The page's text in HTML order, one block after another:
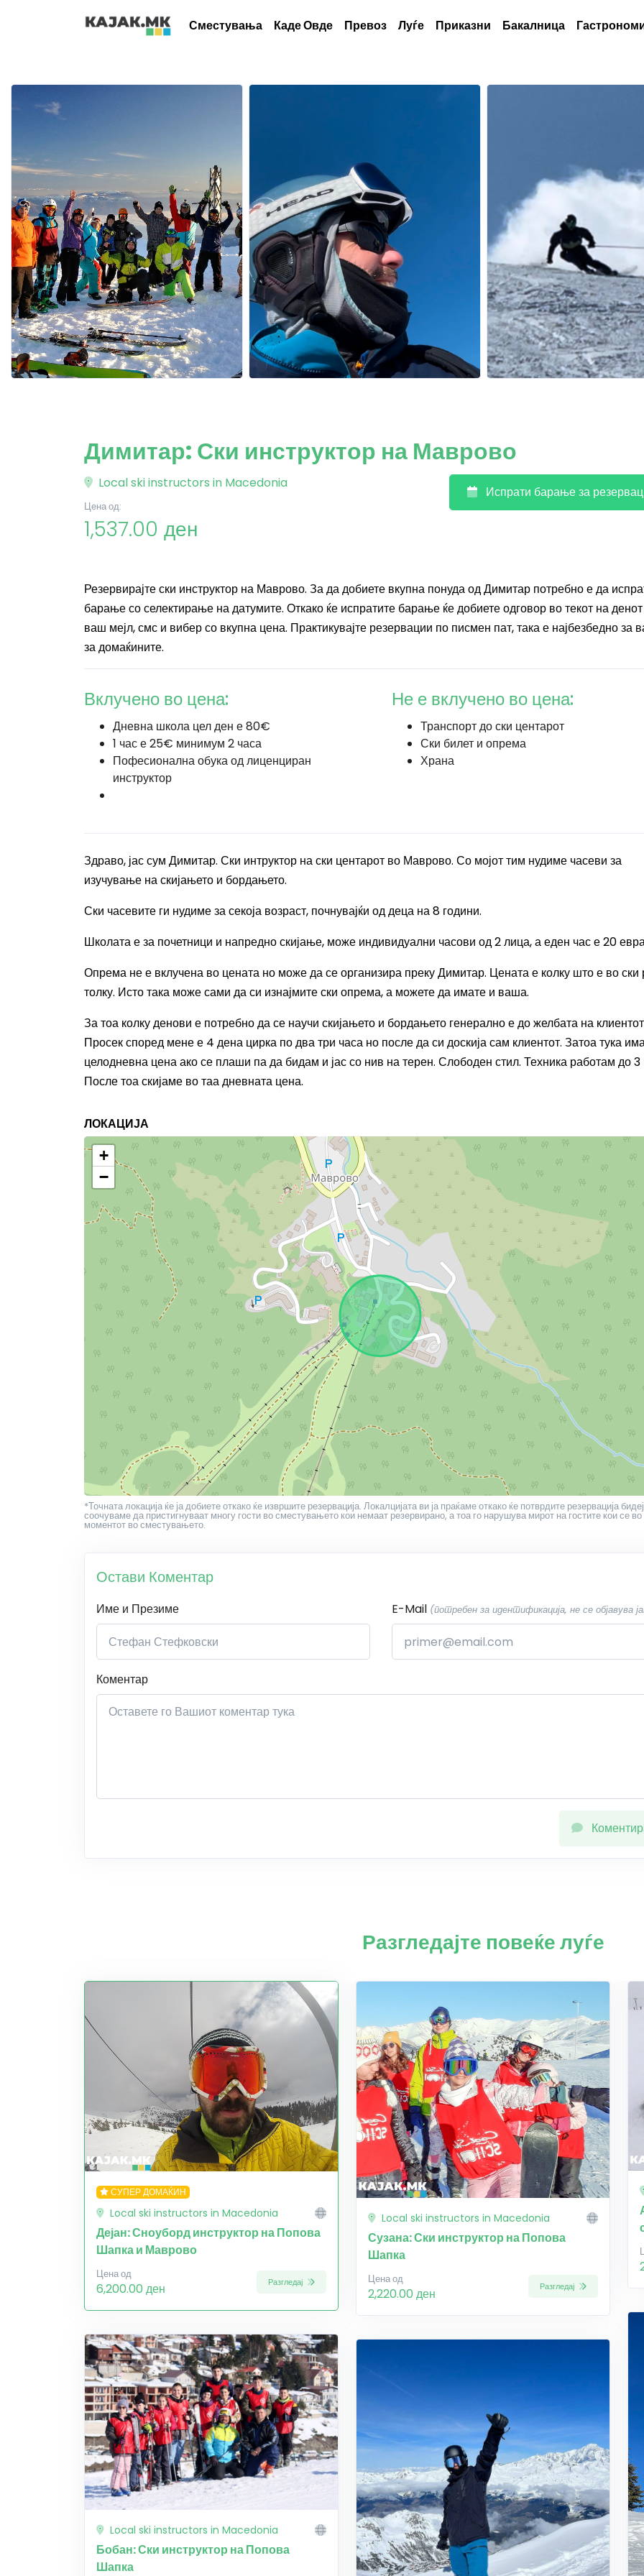
Сместувања Каде Овде Превоз Луѓе Приказни Бакалница
Димитар: Ски инструктор на Маврово
Local ski instructors in Macedonia
Цена од:
1,537.00 ден
Испрати барање за
Резервирајте ски инструктор на Маврово. За да добиете вкупна понуда од Димитар потребно е да
барање со селектирање на датумите. Откако ќе испратите барање ќе добиете одговор во текот на
ваш мејл, смс и вибер со вкупна цена. Практикувајте резервации по писмен пат, така е најбезбедно за
за домаќините.
Вклучено во цена:
Дневна школа цел ден е 80€
1 час е 25€ минимум 2 часа
Пофесионална обука од лиценциран
инструктор
Не е вклучено во цена:
Транспорт до ски центарот
Ски билет и опрема
Храна
Здраво, јас сум Димитар. Ски интруктор на ски центарот во Маврово. Со мојот тим нудиме часеви за
изучување на скијањето и бордањето.
Ски часевите ги нудиме за секоја возраст, почнувајќи од деца на 8 години.
Школата е за почетници и напредно скијање, може индивидуални часови од 2 лица, а еден час е 20
Опрема не е вклучена во цената но може дасеорганизира преку Димитар. Цената е колку што е во ски
толку. Исто така може сами да си изнајмите ски опрема, а можете да имате и ваша.
За тоа колку денови е потребно да се научи скијањето и бордањето генерално е до желбата на
Просек според мене е 4 дена цирка по два три часа но после да си доскија сам клиентот. Затоа тука
целодневна цена ако се плаши па да бидам и јас со нив на терен. Слободен стил. Техника работам до 3
После тоа скијаме вотаа дневната цена.
ЛОКАЦИЈА
+
−
*Точната локација ќе ја добиете откако ќе извршите резервација. Локалцијата ви ја праќаме откако ќе потврдите резервација
соочуваме да пристигнуваат многу гости во сместувањето кои немаат резервирано, а тоа го нарушува мирот на гостите кои се во
моментот во сместувањето.
Остави Коментар
Име и Презиме E-Mail (потребен за идентификација, не се објавува
Коментар
Разгледајте повеќе луѓе
СУПЕР ДОМАЌИН
Local ski instructors in Macedonia
Дејан: Сноуборд инструктор на Попова
Шапка и Маврово
Цена од
6,200.00 ден Разгледај
Local ski instructors in Macedonia
Бобан: Ски инструктор на Попова
Шапка
Local ski instructors in Macedonia
Сузана: Ски инструктор на Попова
Шапка
Цена од
2,220.00 ден Разгледај